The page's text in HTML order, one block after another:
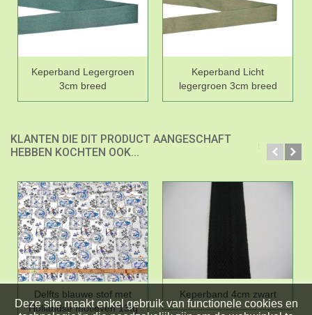
Keperband Legergroen
3cm breed
Keperband Licht
legergroen 3cm breed
KLANTEN DIE DIT PRODUCT AANGESCHAFT
HEBBEN KOCHTEN OOK...
Delfts blauwe stof met
Hollandse motieven 13tg
Keperband 4cm zwart
Deze site maakt enkel gebruik van functionele cookies en